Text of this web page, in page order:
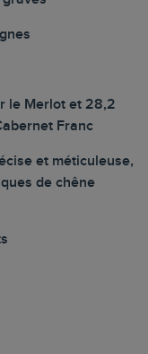
le Merlot et 28,2
Franc
et méticuleuse,
de chêne